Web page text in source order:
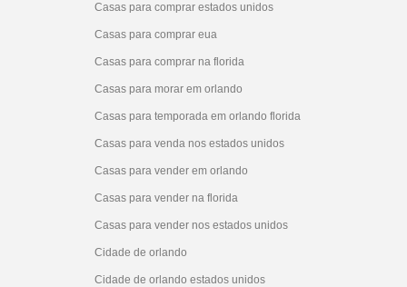
Casas para comprar estados unidos
Casas para comprar eua
Casas para comprar na florida
Casas para morar em orlando
Casas para temporada em orlando florida
Casas para venda nos estados unidos
Casas para vender em orlando
Casas para vender na florida
Casas para vender nos estados unidos
Cidade de orlando
Cidade de orlando estados unidos